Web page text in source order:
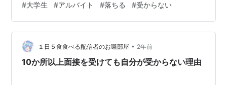
んでした。 というのも、長男は部活を終えると夜9時半
頃に帰ってくるのです。 毎日ではありませんが、私の学
生時代と比べるとかなり中身が濃い学生生活を送ってい
るように思いました。 家でテレビは全く付けず、パソコ
ン触ってる(勉強)かギター弾いてるかゲームしてるかって
#大学生 #アルバイト #落ちる #受からない
１日５食食べる配信者のお噺部屋 • 2年前
10か所以上面接を受けても自分が受からない理由